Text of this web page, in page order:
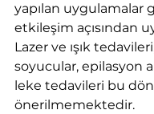
yapılan uygulamalar
etkileşim açısından
Lazer ve ışık
soyucular, epilasyon
leke tedavileri bu
önerilmemektedir.